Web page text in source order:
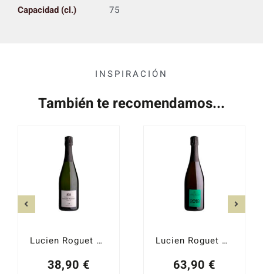
Capacidad (cl.)
75
INSPIRACIÓN
También te recomendamos...
Lucien Roguet Brut Grand Cru Nº1
38,90 €
Lucien Roguet Brut Grand Cru Millesimé 2019
63,90 €